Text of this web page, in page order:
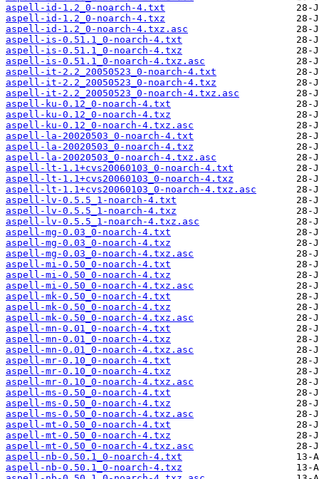
aspell-id-1.2_0-noarch-4.txt
aspell-id-1.2_0-noarch-4.txz
aspell-id-1.2_0-noarch-4.txz.asc
aspell-is-0.51.1_0-noarch-4.txt
aspell-is-0.51.1_0-noarch-4.txz
aspell-is-0.51.1_0-noarch-4.txz.asc
aspell-it-2.2_20050523_0-noarch-4.txt
aspell-it-2.2_20050523_0-noarch-4.txz
aspell-it-2.2_20050523_0-noarch-4.txz.asc
aspell-ku-0.12_0-noarch-4.txt
aspell-ku-0.12_0-noarch-4.txz
aspell-ku-0.12_0-noarch-4.txz.asc
aspell-la-20020503_0-noarch-4.txt
aspell-la-20020503_0-noarch-4.txz
aspell-la-20020503_0-noarch-4.txz.asc
aspell-lt-1.1+cvs20060103_0-noarch-4.txt
aspell-lt-1.1+cvs20060103_0-noarch-4.txz
aspell-lt-1.1+cvs20060103_0-noarch-4.txz.asc
aspell-lv-0.5.5_1-noarch-4.txt
aspell-lv-0.5.5_1-noarch-4.txz
aspell-lv-0.5.5_1-noarch-4.txz.asc
aspell-mg-0.03_0-noarch-4.txt
aspell-mg-0.03_0-noarch-4.txz
aspell-mg-0.03_0-noarch-4.txz.asc
aspell-mi-0.50_0-noarch-4.txt
aspell-mi-0.50_0-noarch-4.txz
aspell-mi-0.50_0-noarch-4.txz.asc
aspell-mk-0.50_0-noarch-4.txt
aspell-mk-0.50_0-noarch-4.txz
aspell-mk-0.50_0-noarch-4.txz.asc
aspell-mn-0.01_0-noarch-4.txt
aspell-mn-0.01_0-noarch-4.txz
aspell-mn-0.01_0-noarch-4.txz.asc
aspell-mr-0.10_0-noarch-4.txt
aspell-mr-0.10_0-noarch-4.txz
aspell-mr-0.10_0-noarch-4.txz.asc
aspell-ms-0.50_0-noarch-4.txt
aspell-ms-0.50_0-noarch-4.txz
aspell-ms-0.50_0-noarch-4.txz.asc
aspell-mt-0.50_0-noarch-4.txt
aspell-mt-0.50_0-noarch-4.txz
aspell-mt-0.50_0-noarch-4.txz.asc
aspell-nb-0.50.1_0-noarch-4.txt
aspell-nb-0.50.1_0-noarch-4.txz